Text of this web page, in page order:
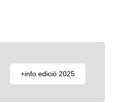
+info edició 2025